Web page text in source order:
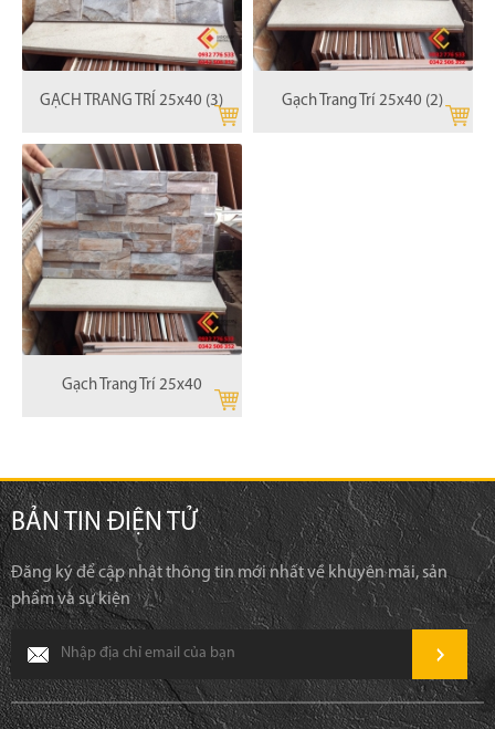
GẠCH TRANG TRÍ 25x40 (3) Gạch Trang Trí 25x40 (2)
Gạch Trang Trí 25x40
BẢN TIN ĐIỆN TỬ
Đăng ký để cập nhật thông tin mới nhất về khuyên mãi, sản
phẩm và sự kiện